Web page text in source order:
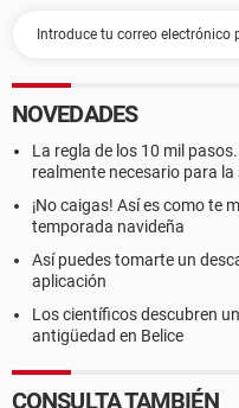
NOVEDADES
La regla de los 10 mil
realmente necesario para la
¡No caigas! Así es como te
temporada navideña
Así puedes tomarte un
aplicación
Los científicos descubren
antigüedad en Belice
CONSULTA TAMBIÉN